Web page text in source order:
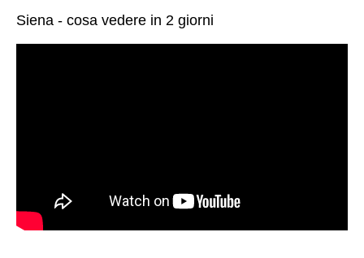
Siena - cosa vedere in 2 giorni